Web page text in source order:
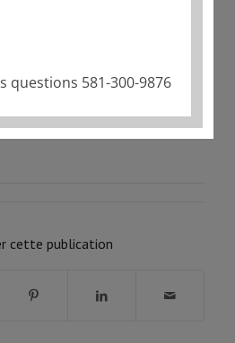
cette publication
questions 581-300-9876